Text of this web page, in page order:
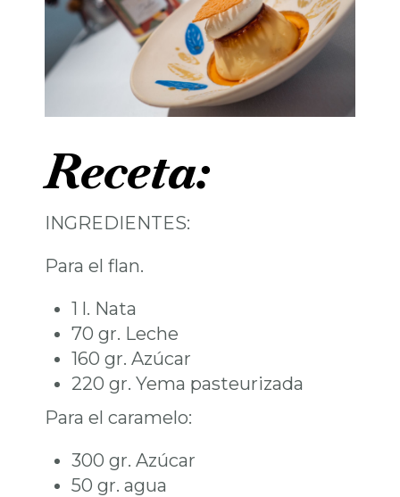
Receta:
INGREDIENTES:
Para el flan.
1 l. Nata
70 gr. Leche
160 gr. Azúcar
220 gr. Yema pasteurizada
Para el caramelo:
300 gr. Azúcar
50 gr. agua